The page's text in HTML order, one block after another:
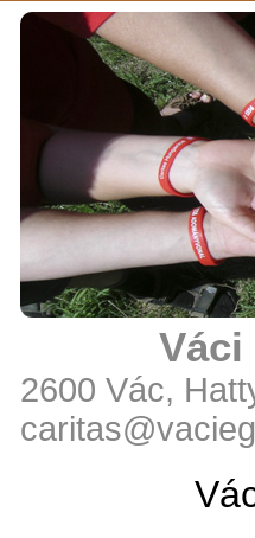
Váci
2600 Vác,